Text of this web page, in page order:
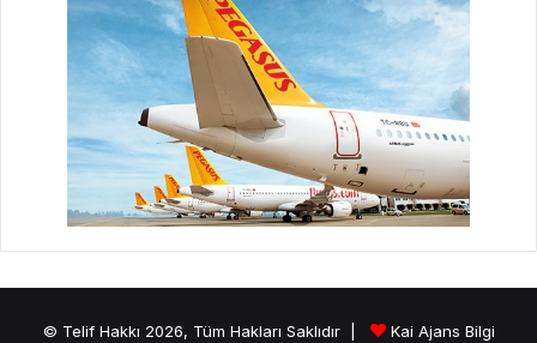
© Telif Hakkı 2026, Tüm Hakları Saklıdır |
Kai Ajans Bilgi